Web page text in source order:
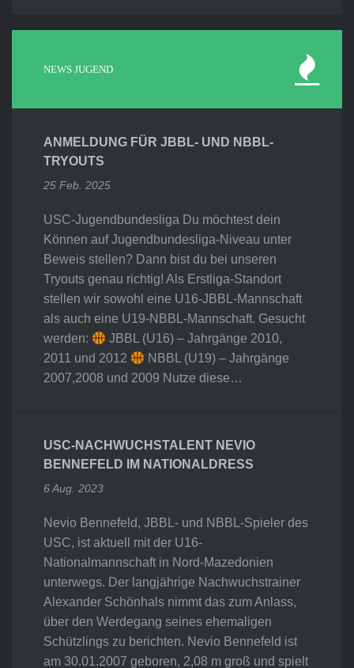
NEWS JUGEND
ANMELDUNG FÜR JBBL- UND NBBL-
TRYOUTS
25 Feb. 2025
USC-Jugendbundesliga Du möchtest dein
Können auf Jugendbundesliga-Niveau unter
Beweis stellen? Dann bist du bei unseren
Tryouts genau richtig! Als Erstliga-Standort
stellen wir sowohl eine U16-JBBL-Mannschaft
als auch eine U19-NBBL-Mannschaft. Gesucht
werden:
JBBL (U16) – Jahrgänge 2010,
2011 und 2012
NBBL (U19) – Jahrgänge
2007,2008 und 2009 Nutze diese…
USC-NACHWUCHSTALENT NEVIO
BENNEFELD IM NATIONALDRESS
6 Aug. 2023
Nevio Bennefeld, JBBL- und NBBL-Spieler des
USC, ist aktuell mit der U16-
Nationalmannschaft in Nord-Mazedonien
unterwegs. Der langjährige Nachwuchstrainer
Alexander Schönhals nimmt das zum Anlass,
über den Werdegang seines ehemaligen
Schützlings zu berichten. Nevio Bennefeld ist
am 30.01.2007 geboren, 2,08 m groß und spielt